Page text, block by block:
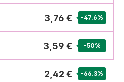
3,76 € -47.6%
3,59 € -50%
2,42 € -66.3%